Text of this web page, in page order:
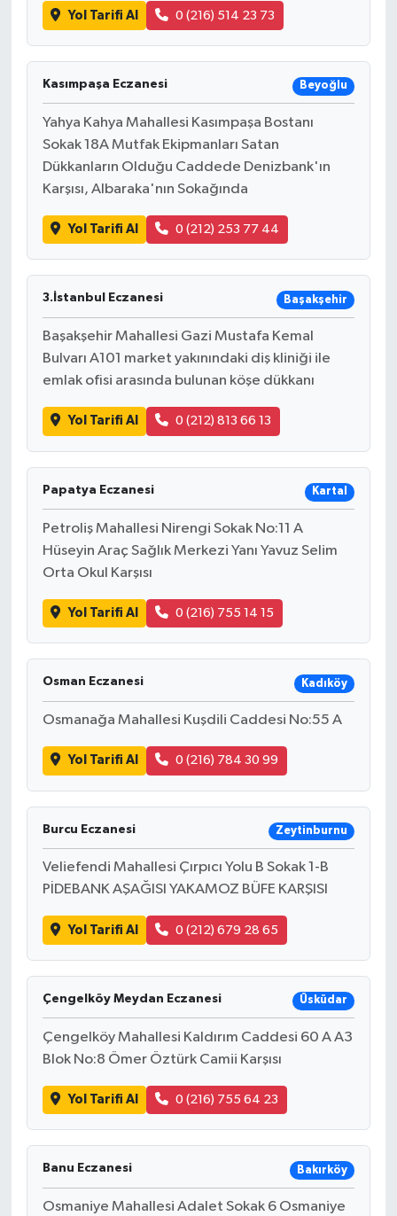
Yol Tarifi Al 0 (216) 514 23 73
Kasımpaşa Eczanesi Beyoğlu
Yahya Kahya Mahallesi Kasımpaşa Bostanı
Sokak 18A Mutfak Ekipmanları Satan
Dükkanların Olduğu Caddede Denizbank'ın
Karşısı, Albaraka'nın Sokağında
Yol Tarifi Al 0 (212) 253 77 44
3.İstanbul Eczanesi Başakşehir
Başakşehir Mahallesi Gazi Mustafa Kemal
Bulvarı A101 market yakınındaki diş kliniği ile
emlak ofisi arasında bulunan köşe dükkanı
Yol Tarifi Al 0 (212) 813 66 13
Papatya Eczanesi Kartal
Petroliş Mahallesi Nirengi Sokak No:11 A
Hüseyin Araç Sağlık Merkezi Yanı Yavuz Selim
Orta Okul Karşısı
Yol Tarifi Al 0 (216) 755 14 15
Osman Eczanesi Kadıköy
Osmanağa Mahallesi Kuşdili Caddesi No:55 A
Yol Tarifi Al 0 (216) 784 30 99
Burcu Eczanesi Zeytinburnu
Veliefendi Mahallesi Çırpıcı Yolu B Sokak 1-B
PİDEBANK AŞAĞISI YAKAMOZ BÜFE KARŞISI
Yol Tarifi Al 0 (212) 679 28 65
Çengelköy Meydan Eczanesi Üsküdar
Çengelköy Mahallesi Kaldırım Caddesi 60 A A3
Blok No:8 Ömer Öztürk Camii Karşısı
Yol Tarifi Al 0 (216) 755 64 23
Banu Eczanesi Bakırköy
Osmaniye Mahallesi Adalet Sokak 6 Osmaniye